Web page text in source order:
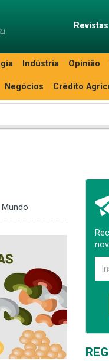
Revistas
Indústria Opinião
Negócios Crédito